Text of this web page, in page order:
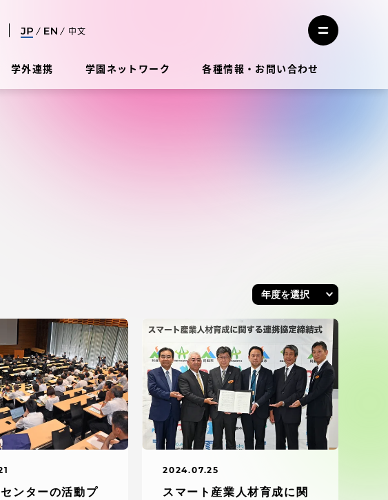
学外連携 学園ネットワーク 各種情報・お問い合わせ
中文
メ
ニ
ンターの活動プ
2024.07.25
スマート産業人材育成に関
ュ
ー
ToCoチャレ
海外研修航海
キャリア就職（学内向け情報）